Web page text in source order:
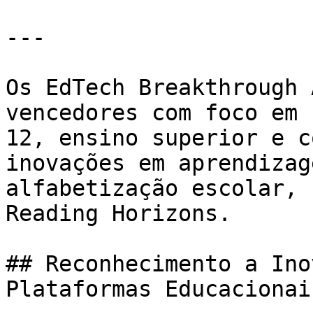
---
Os EdTech Breakthrough
vencedores com foco
12, ensino superior e
inovações em
alfabetização escolar,
Reading Horizons.
## Reconhecimento a
Plataformas